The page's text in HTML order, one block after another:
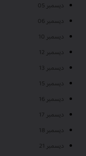
ديسمبر 05
ديسمبر 06
ديسمبر 10
ديسمبر 12
ديسمبر 13
ديسمبر 15
ديسمبر 16
ديسمبر 17
ديسمبر 18
ديسمبر 21